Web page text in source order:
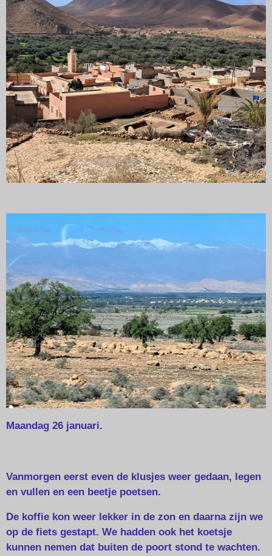
Maandag 26 januari.
Vanmorgen eerst even de klusjes weer gedaan, legen
en vullen en een beetje poetsen.
De koffie kon weer lekker in de zon en daarna zijn we
op de fiets gestapt. We hadden ook het koetsje
kunnen nemen dat buiten de poort stond te wachten.